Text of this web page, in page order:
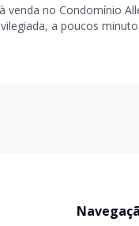
venda no Condomínio
a poucos